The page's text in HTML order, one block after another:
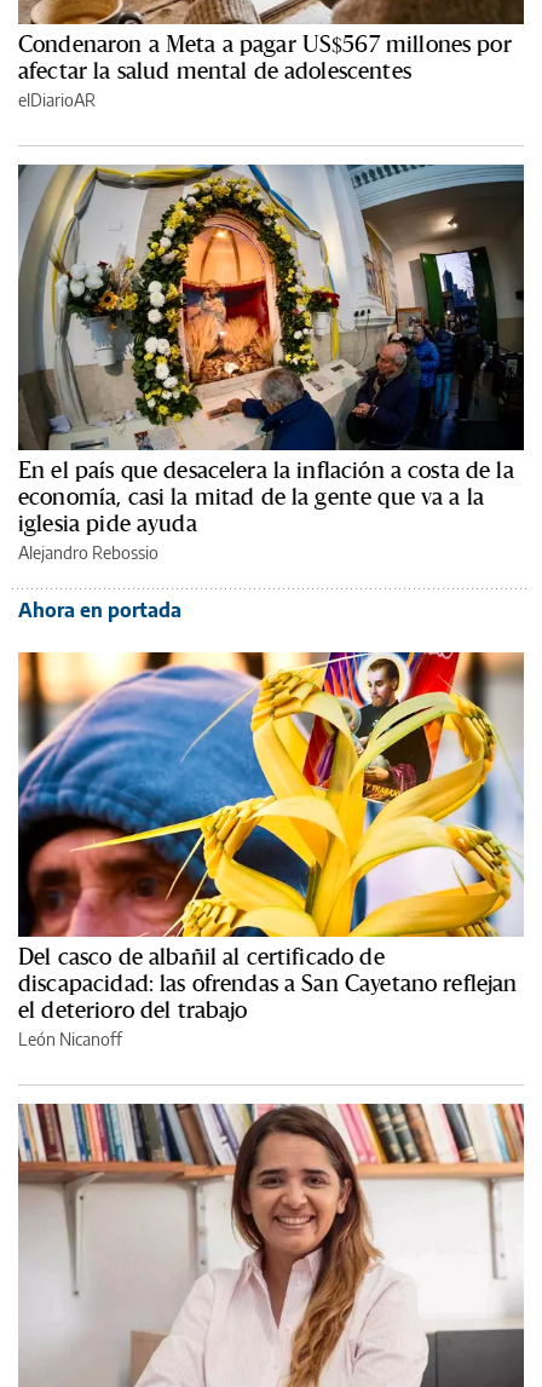
Condenaron a Meta a pagar US$567 millones por
afectar la salud mental de adolescentes
elDiarioAR
En el país que desacelera la inflación a costa de la
economía, casi la mitad de la gente que va a la
iglesia pide ayuda
Alejandro Rebossio
Ahora en portada
Del casco de albañil al certificado de
discapacidad: las ofrendas a San Cayetano reflejan
el deterioro del trabajo
León Nicanoff